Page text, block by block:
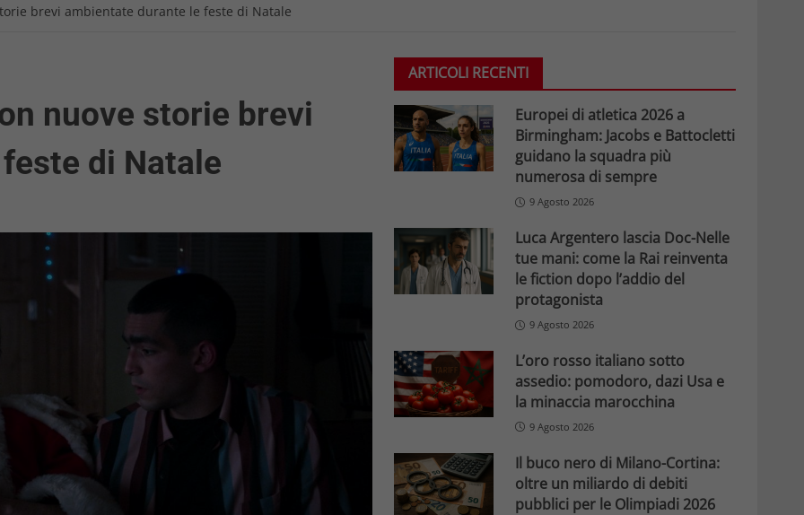
brevi ambientate durante le feste di Natale
nuove storie brevi
di Natale
ARTICOLI RECENTI
Europei di atletica 2026 a
Birmingham: Jacobs e Battocletti
guidano la squadra più
numerosa di sempre
9 Agosto 2026
Luca Argentero lascia Doc-Nelle
tue mani: come la Rai reinventa
le fiction dopo l’addio del
protagonista
9 Agosto 2026
L’oro rosso italiano sotto
assedio: pomodoro, dazi Usa e
la minaccia marocchina
9 Agosto 2026
Il buco nero di Milano-Cortina:
oltre un miliardo di debiti
pubblici per le Olimpiadi 2026